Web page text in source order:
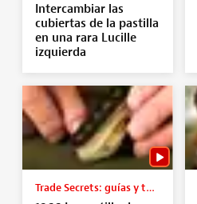
Intercambiar las
cubiertas de la pastilla
en una rara Lucille
izquierda
Trade Secrets: guías y tutoriales